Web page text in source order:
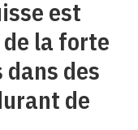
est
la forte
des
de